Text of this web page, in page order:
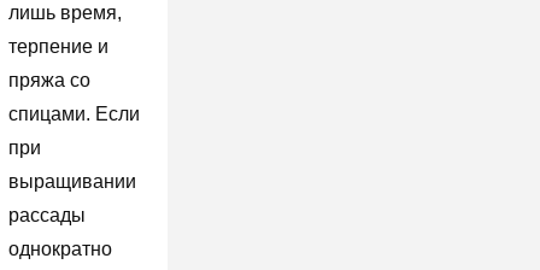
лишь время,
терпение и
пряжа со
спицами. Если
при
выращивании
рассады
однократно